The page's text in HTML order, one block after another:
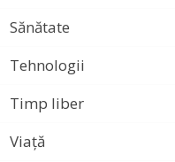
Sănătate
Tehnologii
Timp liber
Viață